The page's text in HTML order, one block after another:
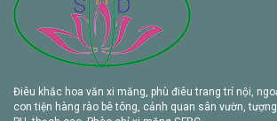
Điêu khắc hoa văn xi măng, phù điêu trang trí nội,
con tiện hàng rào bê tông, cảnh quan sân vườn,